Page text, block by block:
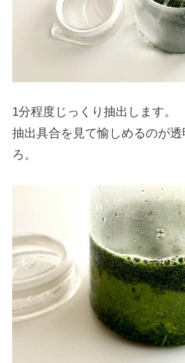
1分程度じっくり抽出します。
抽出具合を見て愉しめるのが
ろ。